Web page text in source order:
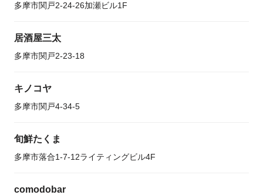
多摩市関戸2-24-26加瀬ビル1F
居酒屋三太
多摩市関戸2-23-18
キノコヤ
多摩市関戸4-34-5
旬鮮たくま
多摩市落合1-7-12ライティングビル4F
comodobar